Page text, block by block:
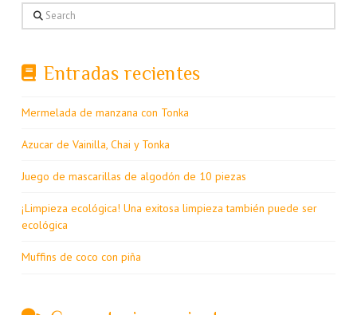
Search
Entradas recientes
Mermelada de manzana con Tonka
Azucar de Vainilla, Chai y Tonka
Juego de mascarillas de algodón de 10 piezas
¡Limpieza ecológica! Una exitosa limpieza también puede ser
ecológica
Muffins de coco con piña